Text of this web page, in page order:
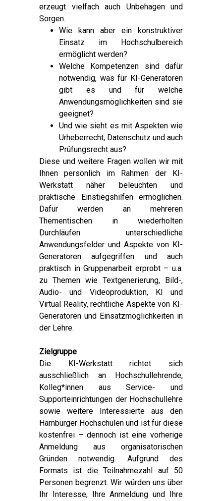
erzeugt vielfach auch Unbehagen und
Sorgen.
Wie kann aber ein konstruktiver
Einsatz im Hochschulbereich
ermöglicht werden?
Welche Kompetenzen sind dafür
notwendig, was für KI-Generatoren
gibt es und für welche
Anwendungsmöglichkeiten sind sie
geeignet?
Und wie sieht es mit Aspekten wie
Urheberrecht, Datenschutz und auch
Prüfungsrecht aus?
Diese und weitere Fragen wollen wir mit
Ihnen persönlich im Rahmen der KI-
Werkstatt näher beleuchten und
praktische Einstiegshilfen ermöglichen.
Dafür werden an mehreren
Thementischen in wiederholten
Durchläufen unterschiedliche
Anwendungsfelder und Aspekte von KI-
Generatoren aufgegriffen und auch
praktisch in Gruppenarbeit erprobt – u.a.
zu Themen wie Textgenerierung, Bild-,
Audio- und Videoproduktion, KI und
Virtual Reality, rechtliche Aspekte von KI-
Generatoren und Einsatzmöglichkeiten in
der Lehre.
Zielgruppe
Die KI-Werkstatt richtet sich
ausschließlich an Hochschullehrende,
Kolleg*innen aus Service- und
Supporteinrichtungen der Hochschullehre
sowie weitere Interessierte aus den
Hamburger Hochschulen und ist für diese
kostenfrei – dennoch ist eine vorherige
Anmeldung aus organisatorischen
Gründen notwendig. Aufgrund des
Formats ist die Teilnahmezahl auf 50
Personen begrenzt. Wir würden uns über
Ihr Interesse, Ihre Anmeldung und Ihre